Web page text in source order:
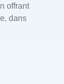
offrant
dans